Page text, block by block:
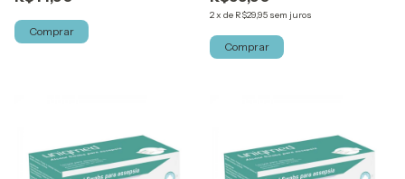
2x de R$29,95 sem juros